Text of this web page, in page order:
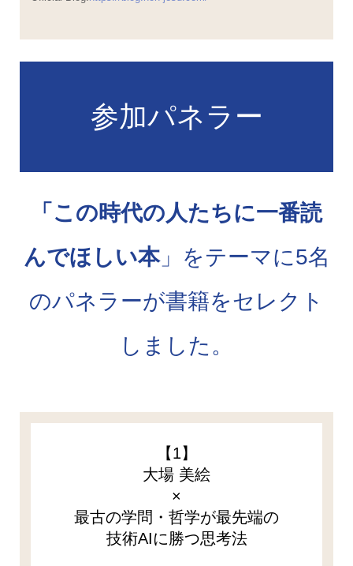
参加パネラー
「この時代の人たちに一番読
んでほしい本」をテーマに5名
のパネラーが書籍をセレクト
しました。
【1】
大場 美絵
×
最古の学問・哲学が最先端の
技術AIに勝つ思考法